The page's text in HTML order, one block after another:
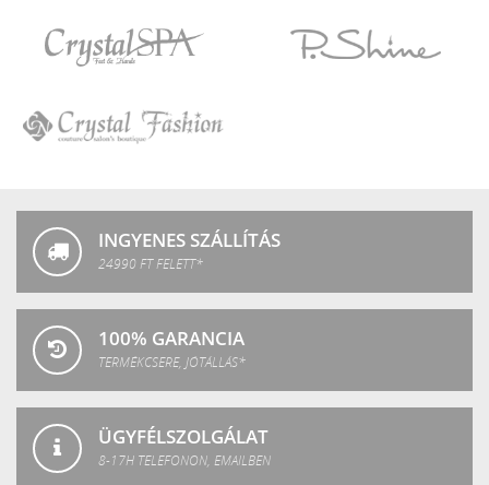
Nails
SPA
INGYENES SZÁLLÍTÁS
24990 FT FELETT*
100% GARANCIA
TERMÉKCSERE, JÓTÁLLÁS*
ÜGYFÉLSZOLGÁLAT
8-17H TELEFONON, EMAILBEN